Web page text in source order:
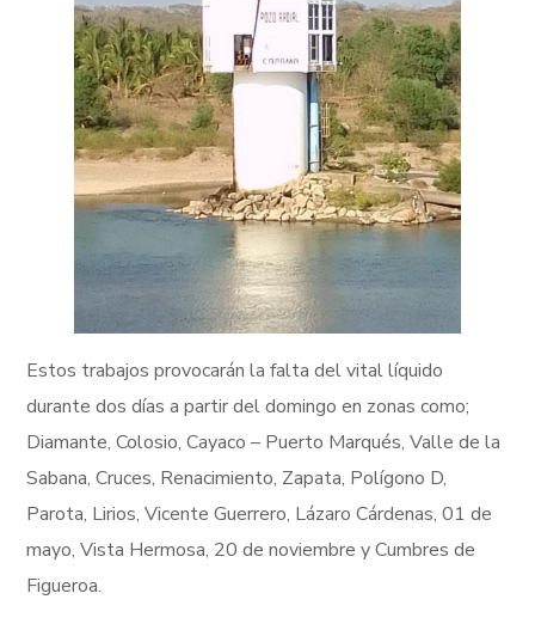
Estos trabajos provocarán la falta del vital líquido
durante dos días a partir del domingo en zonas como;
Diamante, Colosio, Cayaco – Puerto Marqués, Valle de la
Sabana, Cruces, Renacimiento, Zapata, Polígono D,
Parota, Lirios, Vicente Guerrero, Lázaro Cárdenas, 01 de
mayo, Vista Hermosa, 20 de noviembre y Cumbres de
Figueroa.